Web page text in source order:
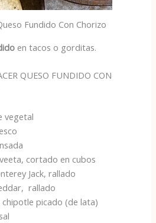
Fundido Con Chorizo
en tacos o gorditas.
QUESO FUNDIDO CON
vegetal
cortado en cubos
Jack, rallado
rallado
chipotle picado (de lata)